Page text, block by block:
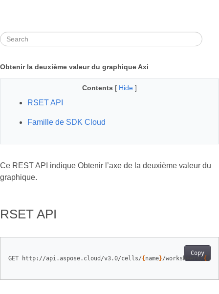
Obtenir la deuxième valeur du graphique Axi
Contents [ Hide ]
RSET API
Famille de SDK Cloud
Ce REST API indique Obtenir l’axe de la deuxième valeur du
graphique.
RSET API
Copy
GET http://api.aspose.cloud/v3.0/cells/{ name}/worksheets/ {